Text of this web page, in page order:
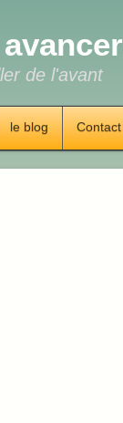
de l'avant
le blog Contact